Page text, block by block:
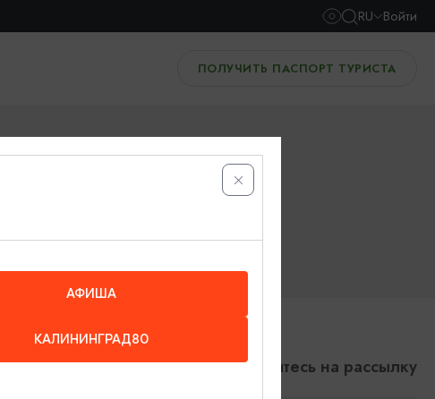
RU Войти
ПОЛУЧИТЬ ПАСПОРТ ТУРИСТА
Подпишитесь на рассылку
АФИША
КАЛИНИНГРАД80